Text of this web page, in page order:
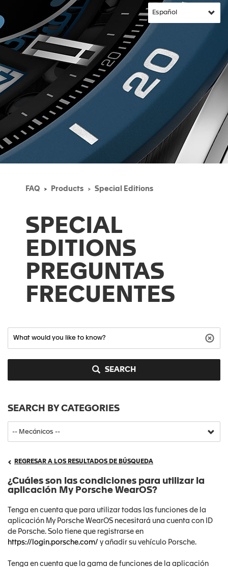
FAQ Products Special Editions
SPECIAL
EDITIONS
PREGUNTAS
FRECUENTES
SEARCH
SEARCH BY CATEGORIES
REGRESAR A LOS RESULTADOS DE BÚSQUEDA
¿Cuáles son las condiciones para utilizar la
aplicación My Porsche WearOS?
Tenga en cuenta que para utilizar todas las funciones de la
aplicación My Porsche WearOS necesitará una cuenta con ID
de Porsche. Solo tiene que registrarse en
https://login.porsche.com/ y añadir su vehículo Porsche.
Tenga en cuenta que la gama de funciones de la aplicación